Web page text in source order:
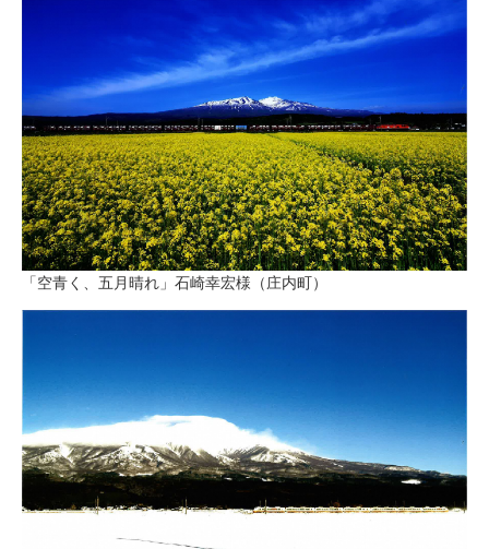
「空青く、五月晴れ」石崎幸宏様（庄内町）